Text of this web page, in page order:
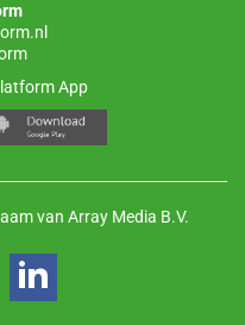
App
van Array Media B.V.